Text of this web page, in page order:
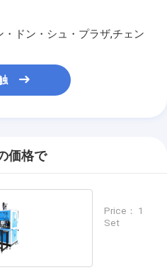
ドン・シュ・プラザ,チェン
価格で
Price： 1
Set